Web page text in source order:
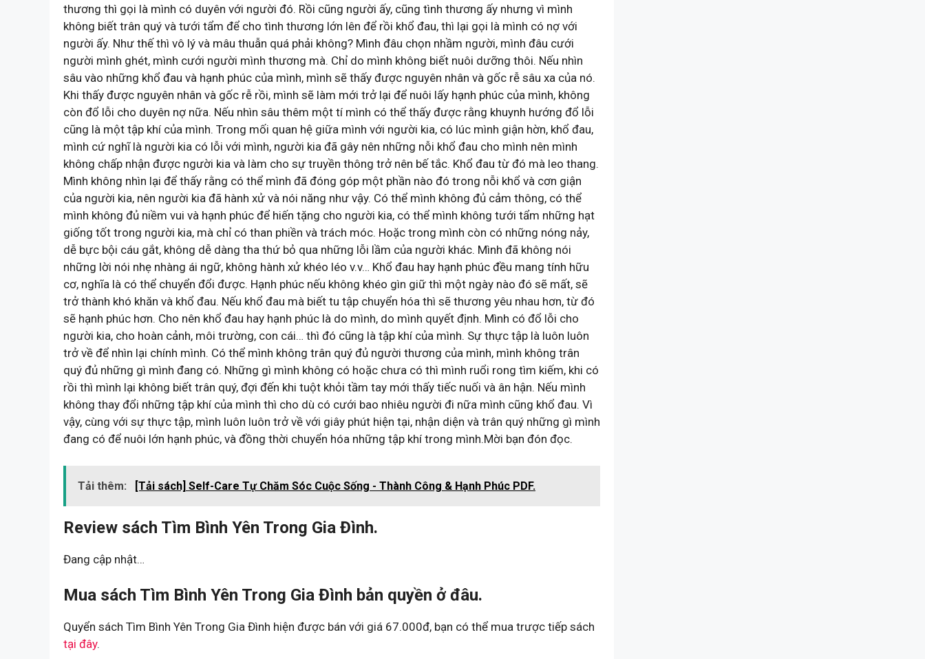
thương thì gọi là mình có duyên với người đó. Rồi cũng người ấy, cũng tình thương ấy nhưng vì mình
không biết trân quý và tưới tẩm để cho tình thương lớn lên để rồi khổ đau, thì lại gọi là mình có nợ với
người ấy. Như thế thì vô lý và mâu thuẫn quá phải không? Mình đâu chọn nhầm người, mình đâu cưới
người mình ghét, mình cưới người mình thương mà. Chỉ do mình không biết nuôi dưỡng thôi. Nếu nhìn
sâu vào những khổ đau và hạnh phúc của mình, mình sẽ thấy được nguyên nhân và gốc rễ sâu xa của nó.
Khi thấy được nguyên nhân và gốc rễ rồi, mình sẽ làm mới trở lại để nuôi lấy hạnh phúc của mình, không
còn đổ lỗi cho duyên nợ nữa. Nếu nhìn sâu thêm một tí mình có thể thấy được rằng khuynh hướng đổ lỗi
cũng là một tập khí của mình. Trong mối quan hệ giữa mình với người kia, có lúc mình giận hờn, khổ đau,
mình cứ nghĩ là người kia có lỗi với mình, người kia đã gây nên những nỗi khổ đau cho mình nên mình
không chấp nhận được người kia và làm cho sự truyền thông trở nên bế tắc. Khổ đau từ đó mà leo thang.
Mình không nhìn lại để thấy rằng có thể mình đã đóng góp một phần nào đó trong nỗi khổ và cơn giận
của người kia, nên người kia đã hành xử và nói năng như vậy. Có thể mình không đủ cảm thông, có thể
mình không đủ niềm vui và hạnh phúc để hiến tặng cho người kia, có thể mình không tưới tẩm những hạt
giống tốt trong người kia, mà chỉ có than phiền và trách móc. Hoặc trong mình còn có những nóng nảy,
dễ bực bội cáu gắt, không dễ dàng tha thứ bỏ qua những lỗi lầm của người khác. Mình đã không nói
những lời nói nhẹ nhàng ái ngữ, không hành xử khéo léo v.v… Khổ đau hay hạnh phúc đều mang tính hữu
cơ, nghĩa là có thể chuyển đổi được. Hạnh phúc nếu không khéo gìn giữ thì một ngày nào đó sẽ mất, sẽ
trở thành khó khăn và khổ đau. Nếu khổ đau mà biết tu tập chuyển hóa thì sẽ thương yêu nhau hơn, từ đó
sẽ hạnh phúc hơn. Cho nên khổ đau hay hạnh phúc là do mình, do mình quyết định. Mình có đổ lỗi cho
người kia, cho hoàn cảnh, môi trường, con cái… thì đó cũng là tập khí của mình. Sự thực tập là luôn luôn
trở về để nhìn lại chính mình. Có thể mình không trân quý đủ người thương của mình, mình không trân
quý đủ những gì mình đang có. Những gì mình không có hoặc chưa có thì mình ruổi rong tìm kiếm, khi có
rồi thì mình lại không biết trân quý, đợi đến khi tuột khỏi tầm tay mới thấy tiếc nuối và ân hận. Nếu mình
không thay đổi những tập khí của mình thì cho dù có cưới bao nhiêu người đi nữa mình cũng khổ đau. Vì
vậy, cùng với sự thực tập, mình luôn luôn trở về với giây phút hiện tại, nhận diện và trân quý những gì mình
đang có để nuôi lớn hạnh phúc, và đồng thời chuyển hóa những tập khí trong mình.Mời bạn đón đọc.
Tải thêm: [Tải sách] Self-Care Tự Chăm Sóc Cuộc Sống - Thành Công & Hạnh Phúc PDF.
Review sách Tìm Bình Yên Trong Gia Đình.
Đang cập nhật…
Mua sách Tìm Bình Yên Trong Gia Đình bản quyền ở đâu.
Quyển sách Tìm Bình Yên Trong Gia Đình hiện được bán với giá 67.000đ, bạn có thể mua trược tiếp sách
tại đây.